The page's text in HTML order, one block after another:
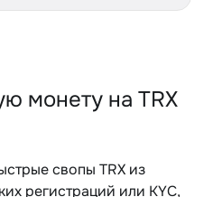
монету на TRX
свопы TRX из
регистраций или KYC,